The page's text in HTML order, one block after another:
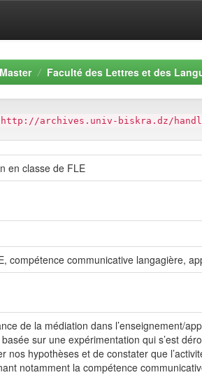
Faculté des Lettres et des
http://archives.univ-biskra.dz/
en classe de FLE
compétence communicative langagière,
de la médiation dans l’enseignement/
sur une expérimentation qui s’est
nos hypothèses et de constater que
notamment la compétence